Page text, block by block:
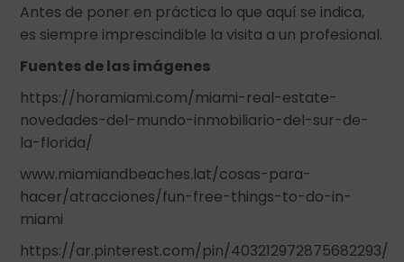
Antes de poner en práctica lo que aquí se indica,
es siempre imprescindible la visita a un profesional.
Fuentes de las imágenes
https://horamiami.com/miami-real-estate-
novedades-del-mundo-inmobiliario-del-sur-de-
la-florida/
www.miamiandbeaches.lat/cosas-para-
hacer/atracciones/fun-free-things-to-do-in-
miami
https://ar.pinterest.com/pin/403212972875682293/